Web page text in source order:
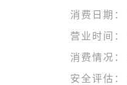
消费日期：
营业时间：
消费情况：
安全评估：